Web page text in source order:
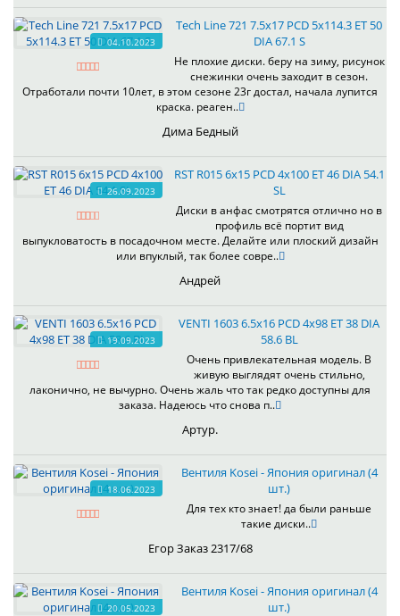
04.10.2023
Tech Line 721 7.5x17 PCD 5x114.3 ET 50
DIA 67.1 S
Не плохие диски. беру на зиму, рисунок
снежинки очень заходит в сезон.
Отработали почти 10лет, в этом сезоне 23г достал, начала лупится
краска. реаген..
Дима Бедный
26.09.2023
RST R015 6x15 PCD 4x100 ET 46 DIA 54.1
SL
Диски в анфас смотрятся отлично но в
профиль всё портит вид
выпукловатость в посадочном месте. Делайте или плоский дизайн
или впуклый, так более совре..
Андрей
19.09.2023
VENTI 1603 6.5x16 PCD 4x98 ET 38 DIA
58.6 BL
Очень привлекательная модель. В
живую выглядят очень стильно,
лаконично, не вычурно. Очень жаль что так редко доступны для
заказа. Надеюсь что снова п..
Артур.
18.06.2023
Вентиля Kosei - Япония оригинал (4
шт.)
Для тех кто знает! да были раньше
такие диски..
Егор Заказ 2317/68
20.05.2023
Вентиля Kosei - Япония оригинал (4
шт.)